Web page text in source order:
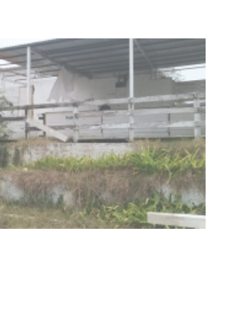
laboral para
situación de
con tiernizadora